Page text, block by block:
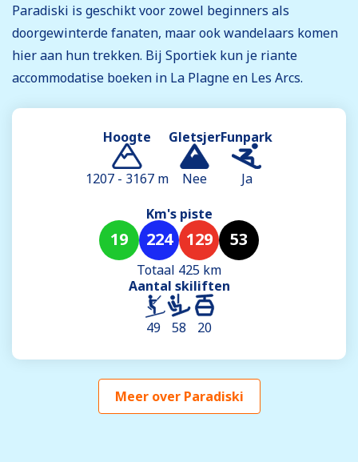
Paradiski is geschikt voor zowel beginners als
doorgewinterde fanaten, maar ook wandelaars komen
hier aan hun trekken. Bij Sportiek kun je riante
accommodatise boeken in La Plagne en Les Arcs.
Hoogte
1207 - 3167 m
Gletsjer
Nee
Funpark
Ja
Km's piste
19 224 129 53
Totaal 425 km
Aantal skiliften
49 58 20
Meer over Paradiski